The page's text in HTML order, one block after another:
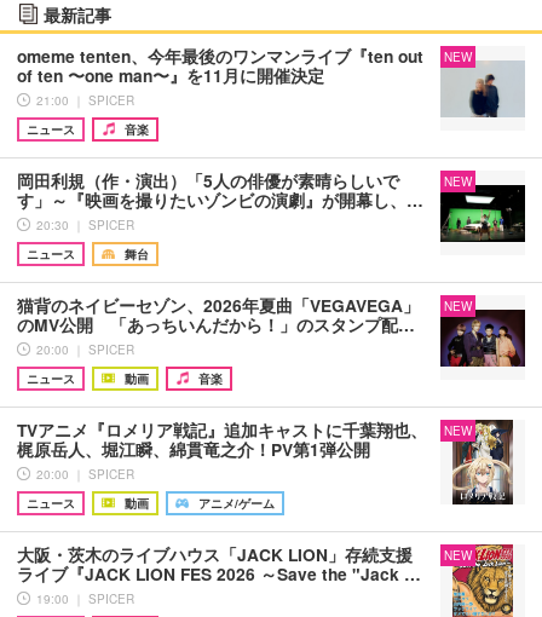
最新記事
omeme tenten、今年最後のワンマンライブ『ten out
of ten 〜one man〜』を11月に開催決定
21:00 ｜ SPICER
ニュース
音楽
NEW
岡田利規（作・演出）「5人の俳優が素晴らしいで
す」～『映画を撮りたいゾンビの演劇』が開幕し、…
20:30 ｜ SPICER
ニュース
舞台
NEW
猫背のネイビーセゾン、2026年夏曲「VEGAVEGA」
のMV公開 「あっちいんだから！」のスタンプ配…
20:00 ｜ SPICER
ニュース
動画 音楽
NEW
TVアニメ『ロメリア戦記』追加キャストに千葉翔也、
梶原岳人、堀江瞬、綿貫竜之介！PV第1弾公開
20:00 ｜ SPICER
ニュース
動画 アニメ/ゲーム
NEW
大阪・茨木のライブハウス「JACK LION」存続支援
ライブ『JACK LION FES 2026 ～Save the "Jack …
19:00 ｜ SPICER
NEW